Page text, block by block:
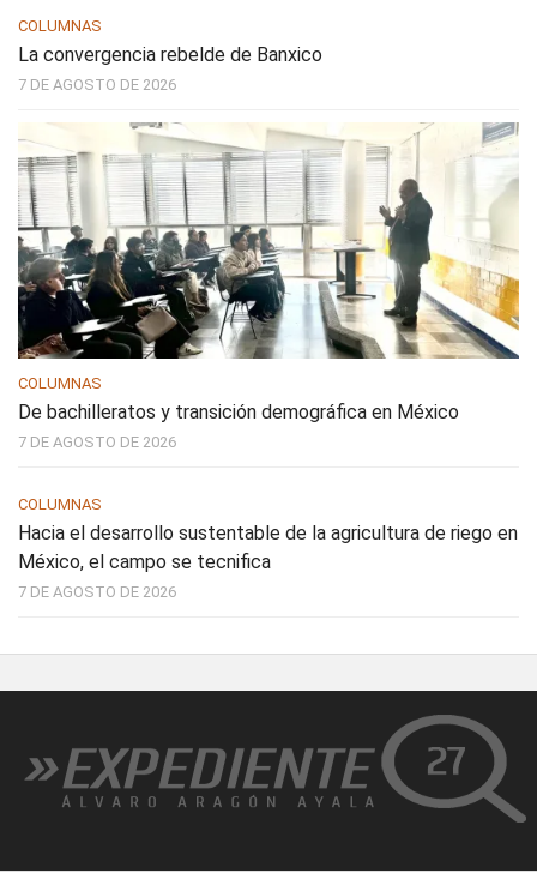
COLUMNAS
La convergencia rebelde de Banxico
7 DE AGOSTO DE 2026
COLUMNAS
De bachilleratos y transición demográfica en México
7 DE AGOSTO DE 2026
COLUMNAS
Hacia el desarrollo sustentable de la agricultura de riego en
México, el campo se tecnifica
7 DE AGOSTO DE 2026